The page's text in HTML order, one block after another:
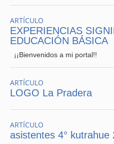
ARTÍCULO
EXPERIENCIAS
EDUCACIÓN BÁSICA
¡¡Bienvenidos a mi portal!!
ARTÍCULO
LOGO La Pradera
ARTÍCULO
asistentes 4° kutrahue